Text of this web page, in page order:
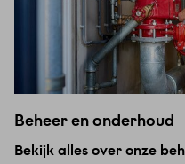
Beheer en onderhoud
Bekijk alles over onze